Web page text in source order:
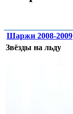
Шаржи 2008-2009
Звёзды на льду